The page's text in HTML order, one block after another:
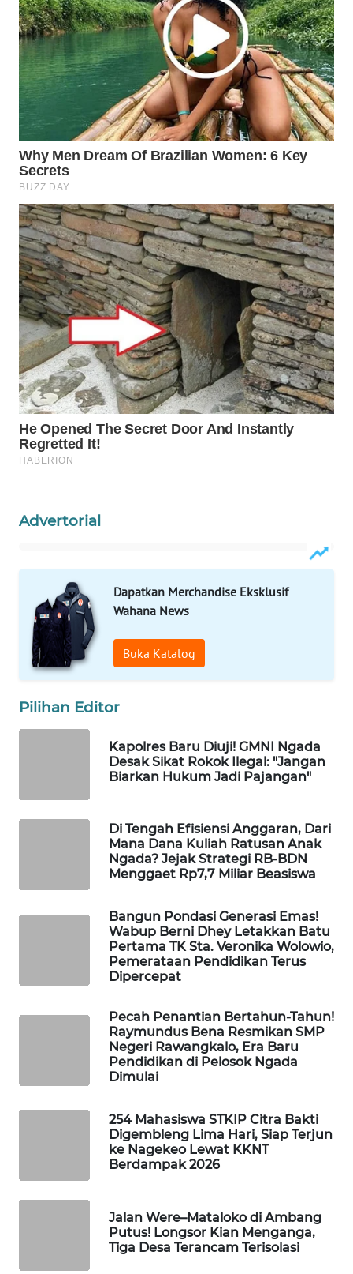
Advertorial
Dapatkan Merchandise Eksklusif
Wahana News
Buka Katalog
Pilihan Editor
Kapolres Baru Diuji! GMNI Ngada
Desak Sikat Rokok Ilegal: "Jangan
Biarkan Hukum Jadi Pajangan"
Di Tengah Efisiensi Anggaran, Dari
Mana Dana Kuliah Ratusan Anak
Ngada? Jejak Strategi RB-BDN
Menggaet Rp7,7 Miliar Beasiswa
Bangun Pondasi Generasi Emas!
Wabup Berni Dhey Letakkan Batu
Pertama TK Sta. Veronika Wolowio,
Pemerataan Pendidikan Terus
Dipercepat
Pecah Penantian Bertahun-Tahun!
Raymundus Bena Resmikan SMP
Negeri Rawangkalo, Era Baru
Pendidikan di Pelosok Ngada
Dimulai
254 Mahasiswa STKIP Citra Bakti
Digembleng Lima Hari, Siap Terjun
ke Nagekeo Lewat KKNT
Berdampak 2026
Jalan Were–Mataloko di Ambang
Putus! Longsor Kian Menganga,
Tiga Desa Terancam Terisolasi
WAHANA
NEWS
WAHANA
TANI
WAHANA
ADVOKAT
WAHANA
INFRASTRUKTUR
WAHANA
KONSUMEN
WAHANA
LISTRIK
WAHANA
TRAVEL
WAHANA
TV
CO ID
WAHANANEWS
NET
WAHANA
WAHANA
SELEB
OTOMOTIF
WAHANA
WAHANA
MASYARAKAT